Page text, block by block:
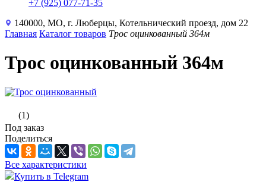
+7 (925) 077-71-35
140000, МО, г. Люберцы, Котельнический проезд, дом 22
Главная Каталог товаров Трос оцинкованный 364м
Трос оцинкованный 364м
(1)
Под заказ
Поделиться
Все характеристики
Купить в Telegram